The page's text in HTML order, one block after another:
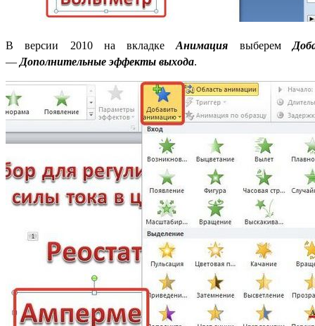
В версии 2010 на вкладкеАнимация выберем
— Дополнительные эффекты выхода.